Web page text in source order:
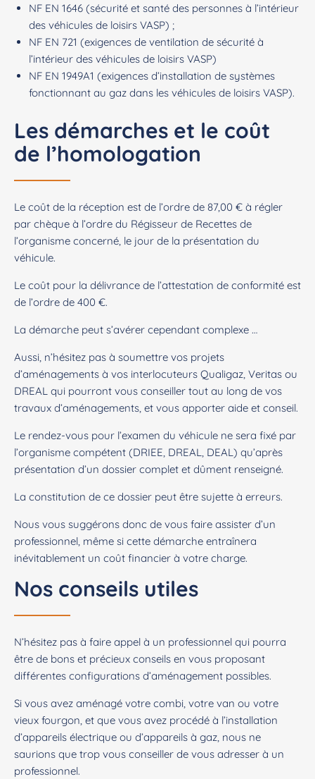
NF EN 1646 (sécurité et santé des personnes à l’intérieur
des véhicules de loisirs VASP) ;
NF EN 721 (exigences de ventilation de sécurité à
l’intérieur des véhicules de loisirs VASP)
NF EN 1949A1 (exigences d’installation de systèmes
fonctionnant au gaz dans les véhicules de loisirs VASP).
Les démarches et le coût
de l’homologation
Le coût de la réception est de l’ordre de 87,00 € à régler
par chèque à l’ordre du Régisseur de Recettes de
l’organisme concerné, le jour de la présentation du
véhicule.
Le coût pour la délivrance de l’attestation de conformité est
de l’ordre de 400 €.
La démarche peut s’avérer cependant complexe …
Aussi, n’hésitez pas à soumettre vos projets
d’aménagements à vos interlocuteurs Qualigaz, Veritas ou
DREAL qui pourront vous conseiller tout au long de vos
travaux d’aménagements, et vous apporter aide et conseil.
Le rendez-vous pour l’examen du véhicule ne sera fixé par
l’organisme compétent (DRIEE, DREAL, DEAL) qu’après
présentation d’un dossier complet et dûment renseigné.
La constitution de ce dossier peut être sujette à erreurs.
Nous vous suggérons donc de vous faire assister d’un
professionnel, même si cette démarche entraînera
inévitablement un coût financier à votre charge.
Nos conseils utiles
N’hésitez pas à faire appel à un professionnel qui pourra
être de bons et précieux conseils en vous proposant
différentes configurations d’aménagement possibles.
Si vous avez aménagé votre combi, votre van ou votre
vieux fourgon, et que vous avez procédé à l’installation
d’appareils électrique ou d’appareils à gaz, nous ne
saurions que trop vous conseiller de vous adresser à un
professionnel.